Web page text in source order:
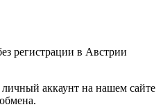
регистрации в Австрии
личный аккаунт на нашем сайте